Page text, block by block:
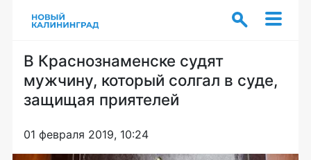
В Краснознаменске судят
мужчину, который солгал в суде,
защищая приятелей
01 февраля 2019, 10:24